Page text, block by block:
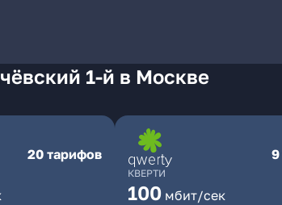
1-й в Москве
20 тарифов
КВЕРТИ
9
100 мбит/сек